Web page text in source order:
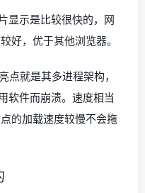
显示是比较很快的，网
好，优于其他浏览器。
就是其多进程架构，
软件而崩溃。速度相当
的加载速度较慢不会拖